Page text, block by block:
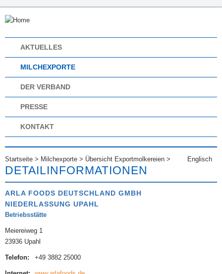
AKTUELLES
MILCHEXPORTE
DER VERBAND
PRESSE
KONTAKT
Startseite > Milchexporte > Übersicht Exportmolkereien > Englisch
DETAILINFORMATIONEN
ARLA FOODS DEUTSCHLAND GMBH
NIEDERLASSUNG UPAHL
Betriebsstätte
Meiereiweg 1
23936 Upahl
Telefon: +49 3882 25000